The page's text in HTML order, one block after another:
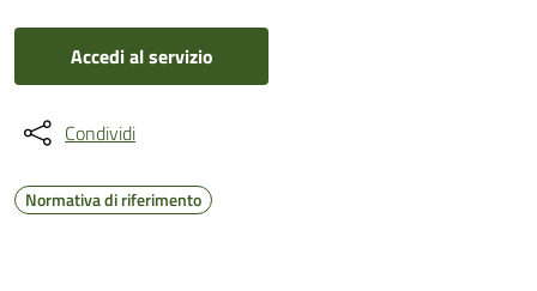
Accedi al servizio
Condividi
Normativa di riferimento